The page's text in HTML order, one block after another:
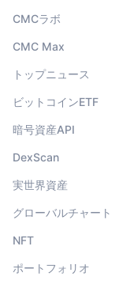
CMCラボ
CMC Max
トップニュース
ビットコインETF
暗号資産API
DexScan
実世界資産
グローバルチャート
NFT
ポートフォリオ